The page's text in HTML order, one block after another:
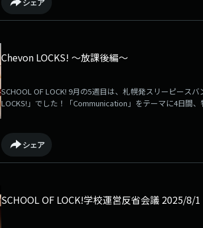
らの相談を受けて、"孤独との向き合い方"や"自分らしさ
ドバイスをおくっています。内容は「放送後記」にもま
https://www.tfm.co.jp/lock/speciallocks/4735412/31(水)：
https://www.tfm.co.jp/lock/speciallocks/474081/1(木)：
https://www.tfm.co.jp/lock/speciallocks/47440MON7Aく
💙✨#MON7A #MON7ALOCKS #もんたLOCKS #TOGETOGE
シェア
Chevon LOCKS! 〜放課後編〜
SCHOOL OF LOCK! 9月の5週目は、札幌発スリーピース
LOCKS!」でした！「Communication」をテーマに4日間
係でおさまらなかった授業の様子を切り取って特別に配信
た、"電話が好きかどうか"についての議論、さらに、こ
大暴露…？！？！Chevon先生、改めて4日間ありがとう
Chevon LOCKS!放送後記 】で復習できます！#スクール
シェア
SCHOOL OF LOCK!学校運営反省会議 2025/8/1